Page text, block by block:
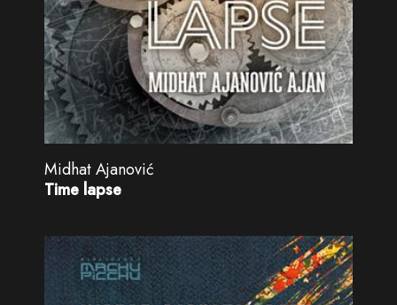
Midhat Ajanović
Time lapse